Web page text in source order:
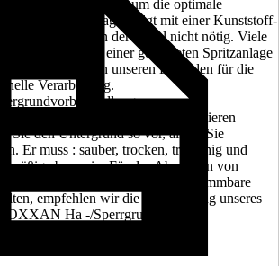
nachjustiert werden, um die optimale
Der Auftrag erfolgt mit einer Kunststoff-
sind in der Regel nicht nötig. Viele
können auch mit einer geeigneten Spritzanlage
Wir empfehlen unseren Leitfaden für die
Verarbeitung.
Untergrund so vor, als ob Sie tapezieren
Sie den Untergrund so vor, als ob Sie
Er muss : sauber, trocken, tragfähig und
eben sein. Für das Absperren von
verschmutzt sind oder aus schwemmbare
empfehlen wir die Verwendung unseres
Ha -/Sperrgrundes.